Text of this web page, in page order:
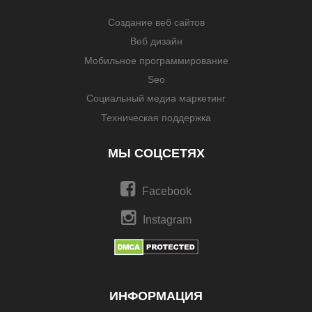
Создание веб сайтов
Веб дизайн
Мобильное программирование
Seo
Социальный медиа маркетинг
Техническая поддержка
МЫ СОЦСЕТЯХ
Facebook
Instagram
ИНФОРМАЦИЯ